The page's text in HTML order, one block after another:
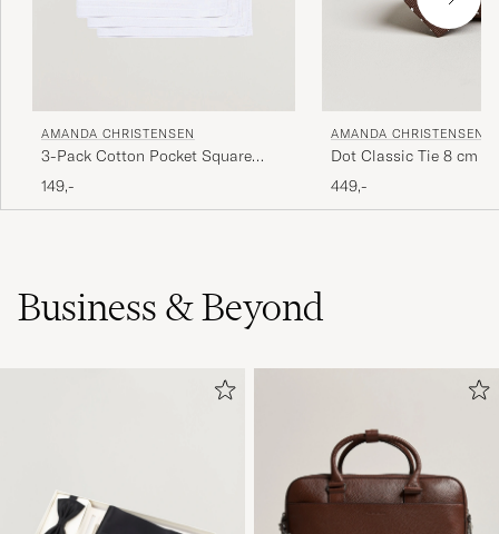
AMANDA CHRISTENSEN
3-Pack Cotton Pocket Square
White
149,-
AMANDA CHRISTENSEN
Dot Classic Tie 8 cm
449,-
Business & Beyond